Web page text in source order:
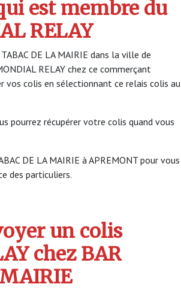
est membre du
RELAY
DE LA MAIRIE dans la ville de
RELAY chez ce commerçant
vos colis en sélectionnant ce relais colis au
pourrez récupérer votre colis quand vous
DE LA MAIRIE à APREMONT pour vous
des particuliers.
un colis
chez BAR